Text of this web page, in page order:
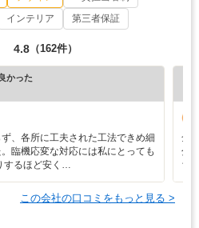
インテリア 第三者保証
4.8 （162件）
かった
、各所に工夫された工法できめ細
臨機応変な対応には私にとっても
するほど安く…
全
分
ち
この会社の口コミをもっと見る >